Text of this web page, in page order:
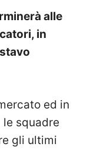
alle
in
ed in
le squadre
gli ultimi